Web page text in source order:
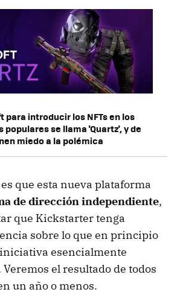
para introducir los NFTs en los
populares se llama 'Quartz', y de
miedo a la polémica
que esta nueva plataforma
de dirección independiente,
que Kickstarter tenga
sobre lo que en principio
esencialmente
el resultado de todos
un año o menos.